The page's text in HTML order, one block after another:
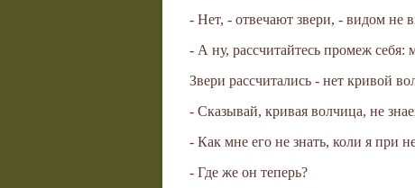
- Нет, - отвечают звери, - видом не
- А ну, рассчитайтесь промеж себя:
Звери рассчитались - нет кривой
- Сказывай, кривая волчица, не
- Как мне его не знать, коли я при
- Где же он теперь?